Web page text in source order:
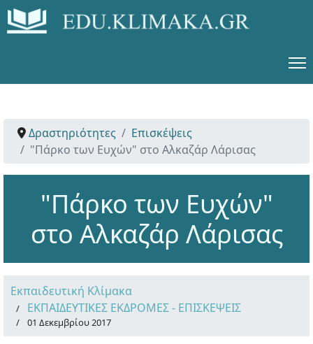
Δραστηριότητες
Επισκέψεις
"Πάρκο των Ευχών" στο Αλκαζάρ Λάρισας
"Πάρκο των Ευχών"
στο Αλκαζάρ Λάρισας
Εκπαιδευτική Κλίμακα
ΕΚΠΑΙΔΕΥΤΙΚΕΣ ΕΚΔΡΟΜΕΣ - ΕΠΙΣΚΕΨΕΙΣ
01 Δεκεμβρίου 2017